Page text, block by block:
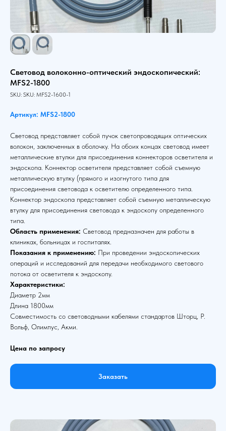
Световод волоконно-оптический эндоскопический:
MFS2-1800
SKU: SKU: MFS2-1600-1
Артикул: MFS2-1800
Световод представляет собой пучок светопроводящих оптических
волокон, заключенных в оболочку. На обоих концах световод имеет
металлические втулки для присоединения коннекторов осветителя и
эндоскопа. Коннектор осветителя представляет собой съемную
металлическую втулку (прямого и изогнутого типа для
присоединения световода к осветителю определенного типа.
Коннектор эндоскопа представляет собой съемную металлическую
втулку для присоединения световода к эндоскопу определенного
типа.
Область применения: Световод предназначен для работы в
клиниках, больницах и госпиталях.
Показания к применению: При проведении эндоскопических
операций и исследований для передачи необходимого светового
потока от осветителя к эндоскопу.
Характеристики:
Диаметр 2мм
Длина 1800мм
Совместимость со световодными кабелями стандартов Шторц, Р.
Вольф, Олимпус, Акми.
Цена по запросу
Заказать